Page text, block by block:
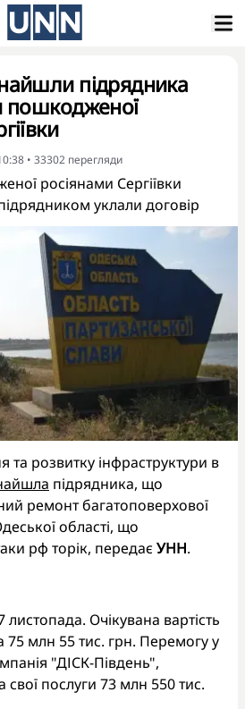
підрядника
пошкодженої
• 33302 перегляди
росіянами Сергіївки
уклали договір
та розвитку інфраструктури в
підрядника, що
ремонт багатоповерхової
області, що
рф торік, передає УНН.
Очікувана вартість
75 млн 55 тис. грн. Перемогу у
"ДІСК-Південь",
послуги 73 млн 550 тис.